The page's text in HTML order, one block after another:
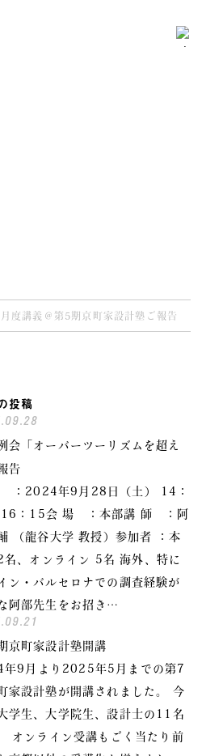
度講義＠第5期京町家設計塾ご報告
投稿
会「オーバーツーリズムを超え
告
：2024年9月28日（土） 14：
：15会 場 ：本部講 師 ：阿
（龍谷大学 教授）参加者 ：本
、オンライン 5名 海外、特に
ン・バルセロナでの調査経験が
阿部先生をお招き…
京町家設計塾開講
9月より2025年5月までの第7
家設計塾が開講されました。 今
学生、大学院生、設計士の11名
オンライン受講もごく当たり前